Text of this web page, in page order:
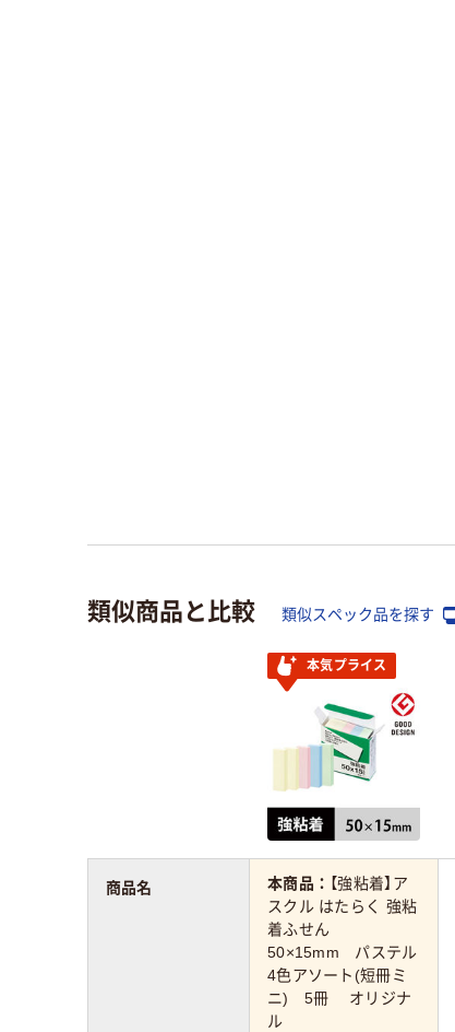
類似商品と比較 類似スペック品を探す
本気プライス
本商品： 【強粘着】ア
スクル はたらく 強粘
着ふせん
50×15mm パステル
4色アソート(短冊ミ
ニ) 5冊 オリジナ
ル
商品名